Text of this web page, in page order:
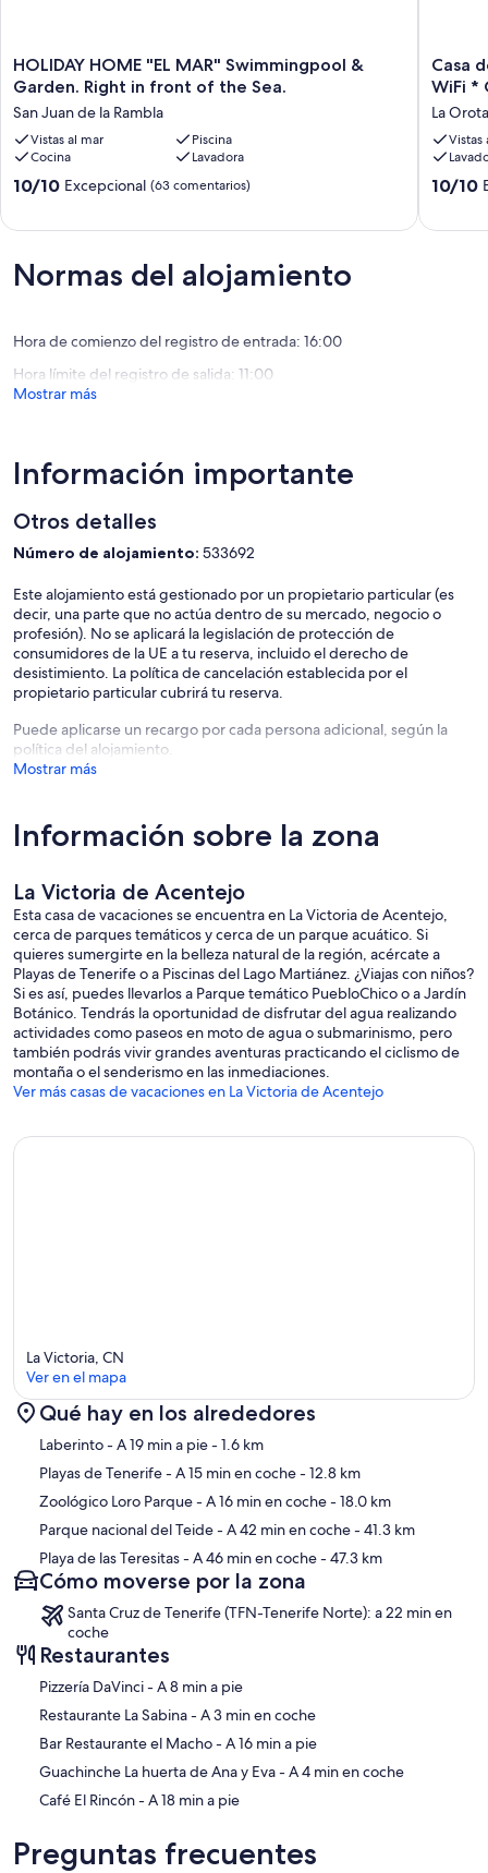
HOLIDAY
HOME
MAR"
Swimmingpool
&
Garden.
Right
the
Juan
la
Rambla
HOLIDAY HOME "EL MAR" Swimmingpool &
Garden. Right in front of the Sea.
San Juan de la Rambla
Vistas al mar
Piscina
Cocina
Lavadora
10.0
(63 comentarios)
10/10 Excepcional (63 comentarios)
Casa
de
de
luz
con
Casa
WiFi *
La
Vistas
10.0
10/10
Normas del alojamiento
Hora de comienzo del registro de entrada: 16:00
Hora límite del registro de salida: 11:00
Mostrar más
Información importante
Otros detalles
Número de alojamiento: 533692
Este alojamiento está gestionado por un propietario particular (es
decir, una parte que no actúa dentro de su mercado, negocio o
profesión). No se aplicará la legislación de protección de
consumidores de la UE a tu reserva, incluido el derecho de
desistimiento. La política de cancelación establecida por el
propietario particular cubrirá tu reserva.
Puede aplicarse un recargo por cada persona adicional, según la
política del alojamiento.
Mostrar más
Información sobre la zona
La Victoria de Acentejo
Esta casa de vacaciones se encuentra en La Victoria de Acentejo,
cerca de parques temáticos y cerca de un parque acuático. Si
quieres sumergirte en la belleza natural de la región, acércate a
Playas de Tenerife o a Piscinas del Lago Martiánez. ¿Viajas con niños?
Si es así, puedes llevarlos a Parque temático PuebloChico o a Jardín
Botánico. Tendrás la oportunidad de disfrutar del agua realizando
actividades como paseos en moto de agua o submarinismo, pero
también podrás vivir grandes aventuras practicando el ciclismo de
montaña o el senderismo en las inmediaciones.
Ver más casas de vacaciones en La Victoria de Acentejo
Mapa
La Victoria, CN
Ver en el mapa
Qué hay en los alrededores
Laberinto- A 19 min a pie- 1.6 km
Playas de Tenerife- A 15 min en coche- 12.8 km
Zoológico Loro Parque- A 16 min en coche- 18.0 km
Parque nacional del Teide- A 42 min en coche- 41.3 km
Playa de las Teresitas- A 46 min en coche- 47.3 km
Cómo moverse por la zona
Santa Cruz de Tenerife (TFN-Tenerife Norte): a 22 min en
coche
Restaurantes
‪Pizzería DaVinci - ‬A 8 min a pie
‪Restaurante La Sabina - ‬A 3 min en coche
‪Bar Restaurante el Macho - ‬A 16 min a pie
‪Guachinche La huerta de Ana y Eva - ‬A 4 min en coche
‪Café El Rincón - ‬A 18 min a pie
Preguntas frecuentes